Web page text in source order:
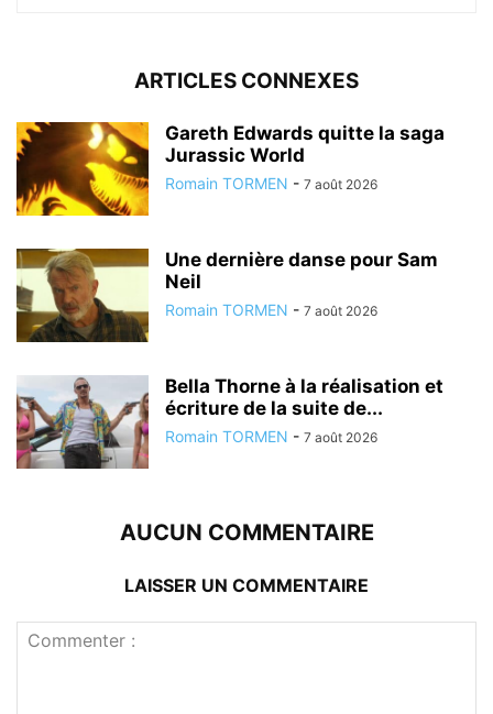
ARTICLES CONNEXES
Gareth Edwards quitte la saga
Jurassic World
Romain TORMEN - 7 août 2026
Une dernière danse pour Sam
Neil
Romain TORMEN - 7 août 2026
Bella Thorne à la réalisation et
écriture de la suite de...
Romain TORMEN - 7 août 2026
AUCUN COMMENTAIRE
LAISSER UN COMMENTAIRE